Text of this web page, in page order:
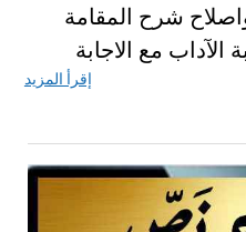
شرح المقامة
الآداب مع الاجابة
إقرأ المزيد